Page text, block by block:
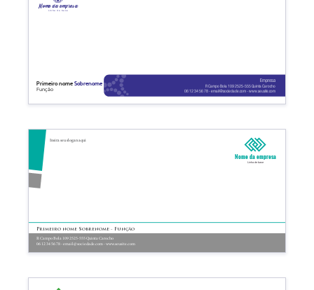
06 12 34 56 78 - email@sociedade.com - www.seusite.com
R Campo Bola 109 2525-555 Quinta Carocho
Primeiro nome Sobrenome
Função
Empresa
Nome da empresa
Linha de base
06 12 34 56 78 - email@sociedade.com - www.seusite.com
Insira seu slogan aqui
Primeiro nome Sobrenome - Função
R Campo Bola 109 2525-555 Quinta Carocho
Nome da empresa
Linha de base